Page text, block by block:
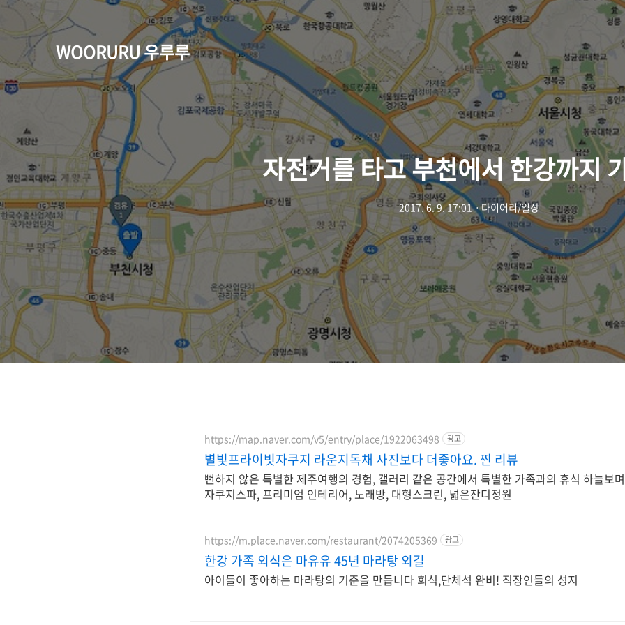
WOORURU 우루루
자전거를 타고 부천에서 한강까지
2017. 6. 9. 17:01ㆍ다이어리/일상
https://map.naver.com/v5/entry/place/1922063498 광고
별빛프라이빗자쿠지 라운지독채 사진보다 더좋아요. 찐 리뷰
뻔하지 않은 특별한 제주여행의 경험, 갤러리 같은 공간에서 특별한 가족과의 휴식 하늘보
자쿠지스파, 프리미엄 인테리어, 노래방, 대형스크린, 넓은잔디정원
https://m.place.naver.com/restaurant/2074205369 광고
한강 가족 외식은 마유유 45년 마라탕 외길
아이들이 좋아하는 마라탕의 기준을 만듭니다 회식,단체석 완비! 직장인들의 성지